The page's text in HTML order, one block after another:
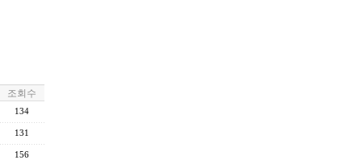
조회수
134
131
156